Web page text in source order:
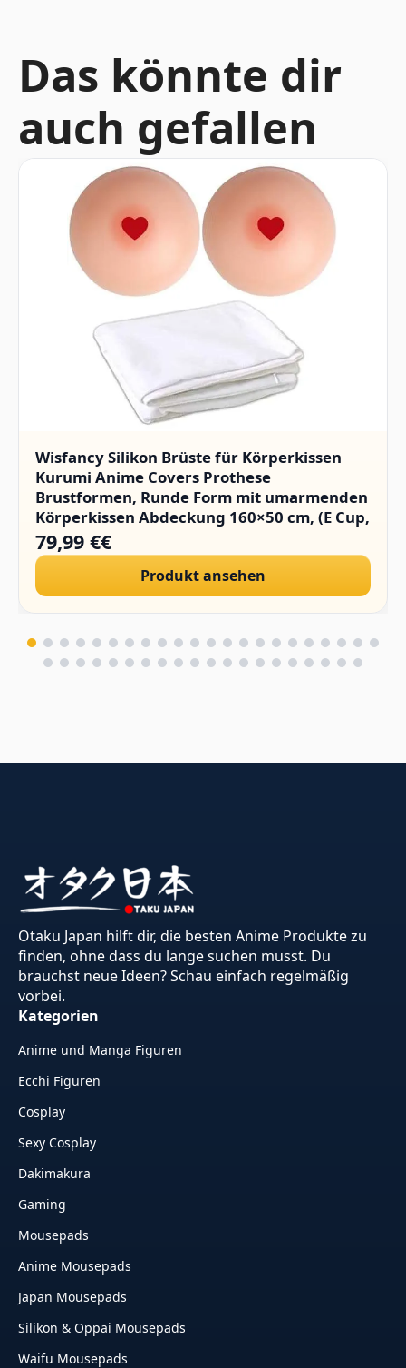
Das könnte dir
auch gefallen
Wisfancy Silikon Brüste für Körperkissen
Kurumi Anime Covers Prothese
Brustformen, Runde Form mit umarmenden
Körperkissen Abdeckung 160×50 cm, (E Cup,
1400g/Paar)
79,99 €€
Produkt ansehen
Otaku Japan hilft dir, die besten Anime Produkte zu
finden, ohne dass du lange suchen musst. Du
brauchst neue Ideen? Schau einfach regelmäßig
vorbei.
Kategorien
Anime und Manga Figuren
Ecchi Figuren
Cosplay
Sexy Cosplay
Dakimakura
Gaming
Mousepads
Anime Mousepads
Japan Mousepads
Silikon & Oppai Mousepads
Waifu Mousepads